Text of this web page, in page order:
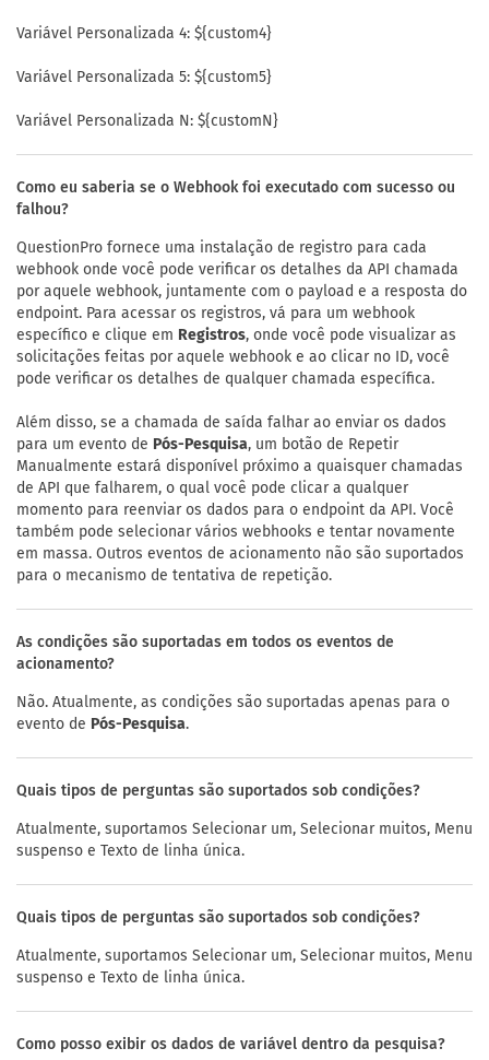
Variável Personalizada 4: ${custom4}
Variável Personalizada 5: ${custom5}
Variável Personalizada N: ${customN}
Como eu saberia se o Webhook foi executado com sucesso ou
falhou?
QuestionPro fornece uma instalação de registro para cada
webhook onde você pode verificar os detalhes da API chamada
por aquele webhook, juntamente com o payload e a resposta do
endpoint. Para acessar os registros, vá para um webhook
específico e clique em Registros, onde você pode visualizar as
solicitações feitas por aquele webhook e ao clicar no ID, você
pode verificar os detalhes de qualquer chamada específica.
Além disso, se a chamada de saída falhar ao enviar os dados
para um evento de Pós-Pesquisa, um botão de Repetir
Manualmente estará disponível próximo a quaisquer chamadas
de API que falharem, o qual você pode clicar a qualquer
momento para reenviar os dados para o endpoint da API. Você
também pode selecionar vários webhooks e tentar novamente
em massa. Outros eventos de acionamento não são suportados
para o mecanismo de tentativa de repetição.
As condições são suportadas em todos os eventos de
acionamento?
Não. Atualmente, as condições são suportadas apenas para o
evento de Pós-Pesquisa.
Quais tipos de perguntas são suportados sob condições?
Atualmente, suportamos Selecionar um, Selecionar muitos, Menu
suspenso e Texto de linha única.
Quais tipos de perguntas são suportados sob condições?
Atualmente, suportamos Selecionar um, Selecionar muitos, Menu
suspenso e Texto de linha única.
Como posso exibir os dados de variável dentro da pesquisa?